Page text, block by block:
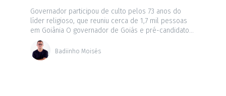
Governador participou de culto pelos 73 anos do
líder religioso, que reuniu cerca de 1,7 mil pessoas
em Goiânia O governador de Goiás e pré-candidato...
Badiinho Moisés